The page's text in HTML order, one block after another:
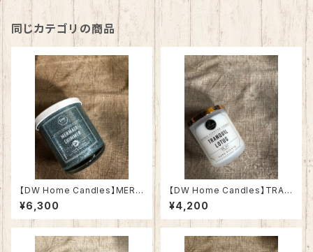
同じカテゴリの商品
【DW Home Candles】MERM
AID SHIMMER 9.3oz【アロマ
キャンドル】
¥6,300
【DW Home Candles】TRAN
QUIL LOTUS 3.8oz【アロマ
キャンドル】
¥4,200